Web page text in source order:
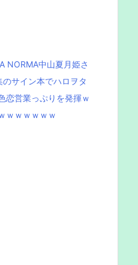
NORMA中山夏月姫さ
サイン本でハロヲタ
恋営業っぷりを発揮ｗ
ｗｗｗｗｗｗ